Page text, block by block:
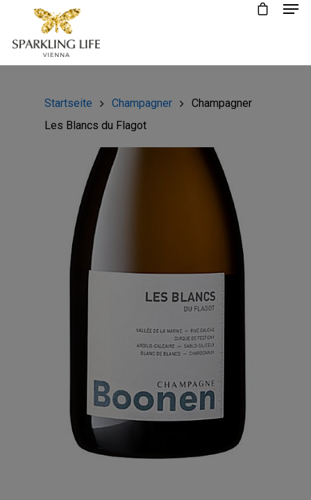
Startseite Champagner
Champagner
Les Blancs du Flagot